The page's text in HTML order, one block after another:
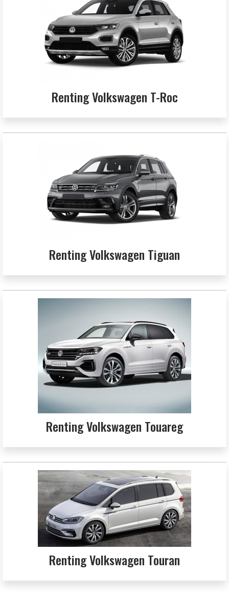
Renting Volkswagen T-Roc
Renting Volkswagen Tiguan
Renting Volkswagen Touareg
Renting Volkswagen Touran